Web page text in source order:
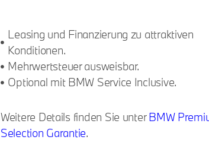
Leasing und Finanzierung zu attraktiven
Konditionen.
Mehrwertsteuer ausweisbar.
Optional mit BMW Service Inclusive.
Weitere Details finden Sie unterBMW
Selection Garantie.